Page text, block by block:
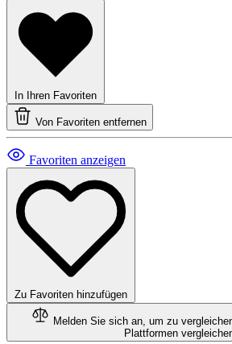
In Ihren Favoriten
Von Favoriten entfernen
Favoriten anzeigen
Zu Favoriten hinzufügen
Melden Sie sich an, um zu
Plattformen